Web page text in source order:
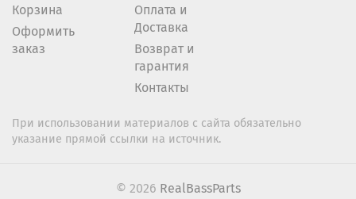
Корзина
Оформить
заказ
Оплата и
Доставка
Возврат и
гарантия
Контакты
При использовании материалов с сайта обязательно
указание прямой ссылки на источник.
© 2026 RealBassParts